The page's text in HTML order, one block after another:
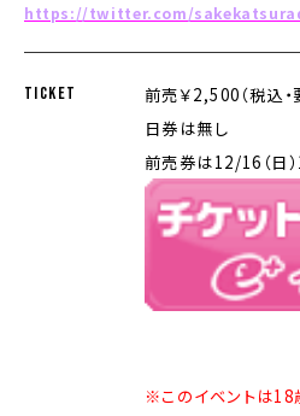
https://twitter.com/
TICKET
前売￥2,500（税込
日券は無し
前売券は12/16（日
※このイベントは18